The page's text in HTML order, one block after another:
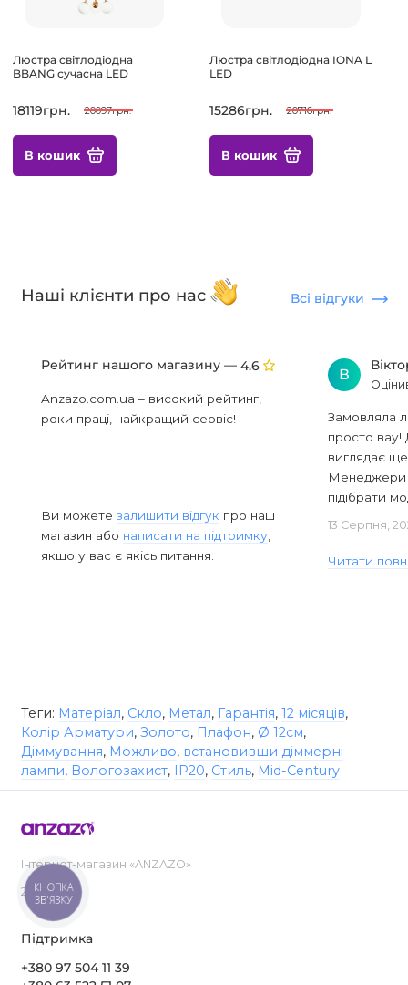
Люстра світлодіодна
BBANG сучасна LED
18119грн. 20097грн.
В кошик
Люстра світлодіодна IONA L
LED
15286грн. 20716грн.
В кошик
Наші клієнти про нас Всі відгуки
Рейтинг нашого магазину — 4.6
Anzazo.com.ua – високий рейтинг,
роки праці, найкращий сервіс!
Ви можете залишити відгук про наш
магазин або написати на підтримку
якщо у вас є якісь питання.
В
Замовляла
просто вау!
виглядає
Менеджери
підібрати
13 Серпня,
Читати
Теги: Матеріал, Скло, Метал, Гарантія, 12 місяців,
Колір Арматури, Золото, Плафон, Ø 12см,
Діммування, Можливо, встановивши діммерні
лампи, Вологозахист, IP20, Стиль, Mid-Century
Інтернет-магазин «ANZAZO»
2019-2026
Підтримка
+380 97 504 11 39
КНОПКА
ЗВ'ЯЗКУ